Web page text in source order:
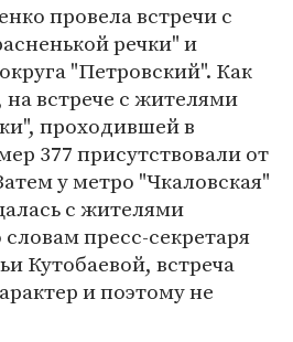
провела встречи с
речки" и
"Петровский". Как
встрече с жителями
проходившей в
377 присутствовали от
у метро "Чкаловская"
с жителями
пресс-секретаря
Кутобаевой, встреча
и поэтому не